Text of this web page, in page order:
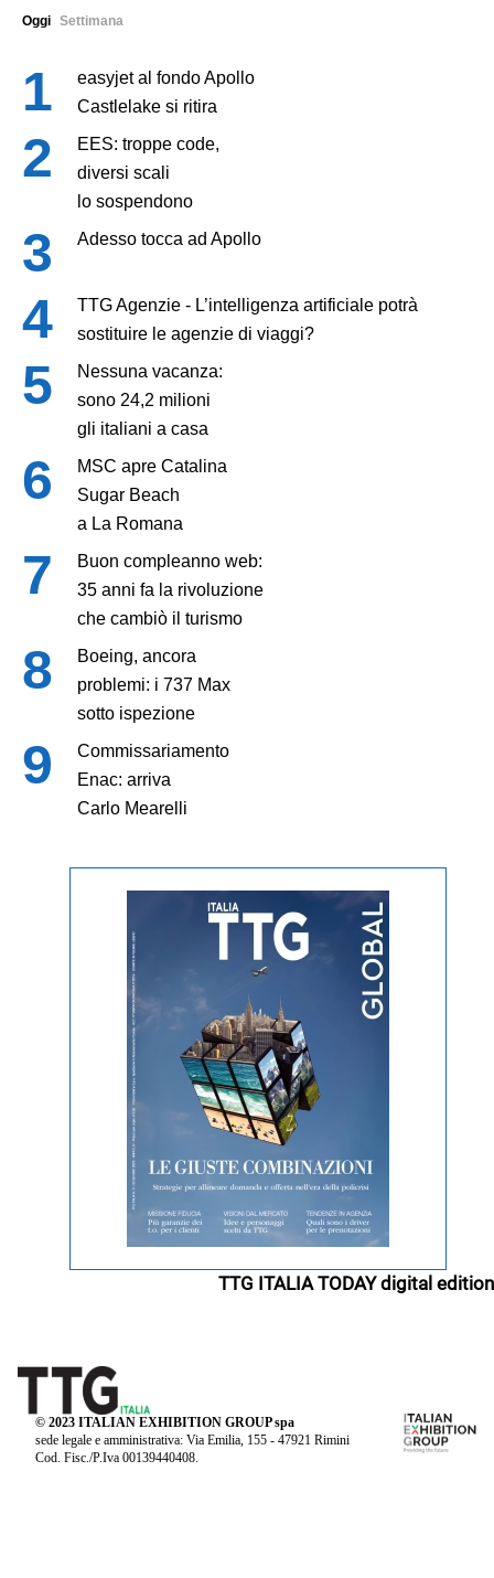
Oggi Settimana
easyjet al fondo Apollo
Castlelake si ritira
EES: troppe code,
diversi scali
lo sospendono
Adesso tocca ad Apollo
TTG Agenzie - L’intelligenza artificiale potrà
sostituire le agenzie di viaggi?
Nessuna vacanza:
sono 24,2 milioni
gli italiani a casa
MSC apre Catalina
Sugar Beach
a La Romana
Buon compleanno web:
35 anni fa la rivoluzione
che cambiò il turismo
Boeing, ancora
problemi: i 737 Max
sotto ispezione
Commissariamento
Enac: arriva
Carlo Mearelli
TTG ITALIA TODAY digital edition
© 2023 ITALIAN EXHIBITION GROUP spa
sede legale e amministrativa: Via Emilia, 155 - 47921 Rimini
Cod. Fisc./P.Iva 00139440408.